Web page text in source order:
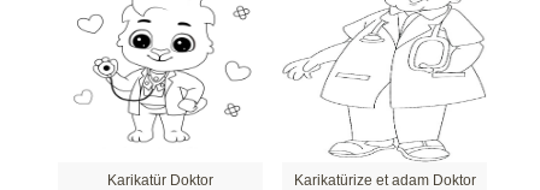
Karikatür Doktor Karikatürize et adam Doktor